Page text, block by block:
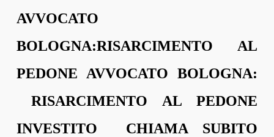
AVVOCATO
BOLOGNA:RISARCIMENTO AL
PEDONE AVVOCATO BOLOGNA:
RISARCIMENTO AL PEDONE
INVESTITO CHIAMA SUBITO